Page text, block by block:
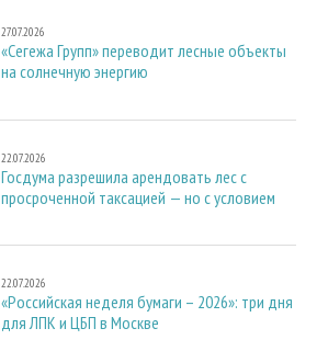
27.07.2026
«Сегежа Групп» переводит лесные объекты
на солнечную энергию
22.07.2026
Госдума разрешила арендовать лес с
просроченной таксацией — но с условием
22.07.2026
«Российская неделя бумаги – 2026»: три дня
для ЛПК и ЦБП в Москве